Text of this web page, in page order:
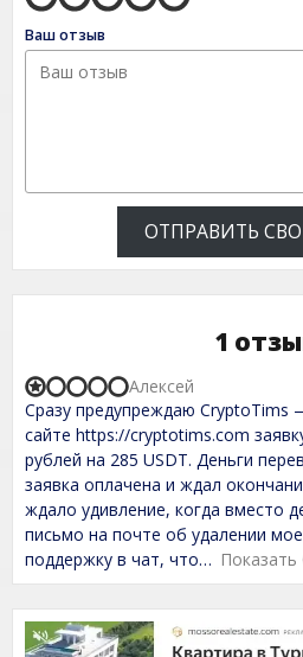
Ваш отзыв
ОТПРАВИТЬ
1
R
a
t
e
d
1
,
0
o
u
t
f
5
Сразу предупреждаю
сайте https://cryptotims.com
рублей на 285 USDT. Деньги
заявка оплачена и ждал
ждало удивление, когда вместо
письмо на почте об удалении
поддержку в чат, что
Алексей